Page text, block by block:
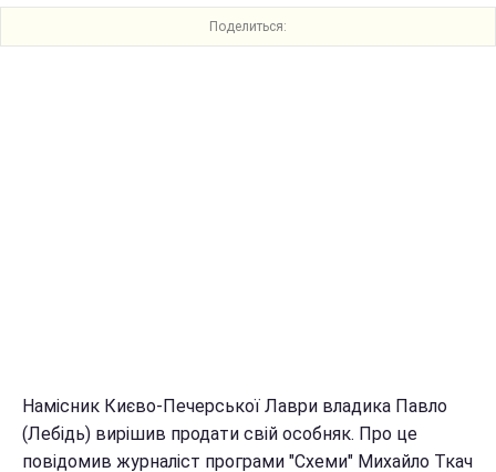
Поделиться:
Намісник Києво-Печерської Лаври владика Павло
(Лебідь) вирішив продати свій особняк. Про це
повідомив журналіст програми "Схеми" Михайло Ткач